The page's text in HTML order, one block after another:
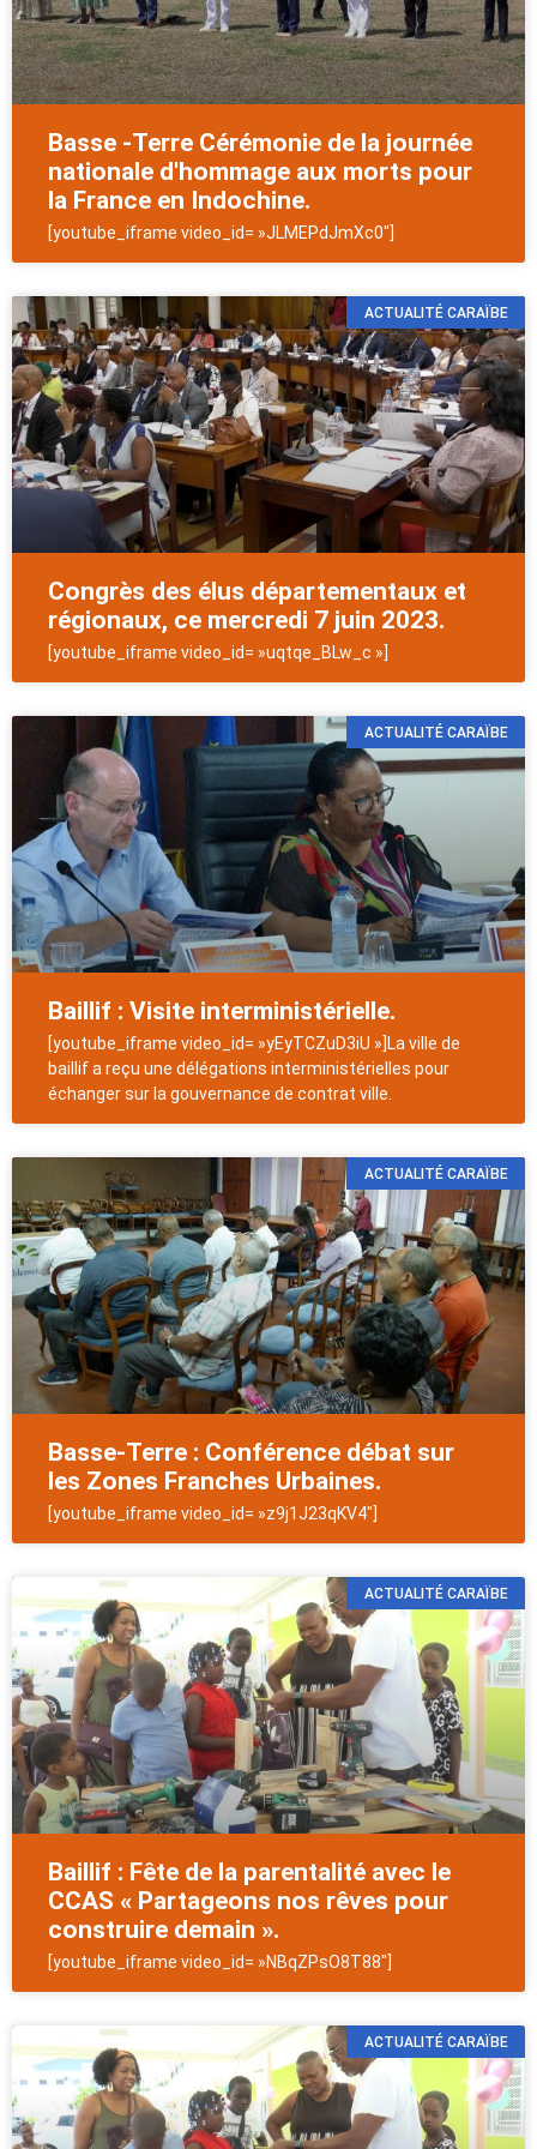
Basse -Terre Cérémonie de la journée
nationale d'hommage aux morts pour
la France en Indochine.
[youtube_iframe video_id= »JLMEPdJmXc0″]
ACTUALITÉ CARAÏBE
Congrès des élus départementaux et
régionaux, ce mercredi 7 juin 2023.
[youtube_iframe video_id= »uqtqe_BLw_c »]
ACTUALITÉ CARAÏBE
Baillif : Visite interministérielle.
[youtube_iframe video_id= »yEyTCZuD3iU »]La ville de
baillif a reçu une délégations interministérielles pour
échanger sur la gouvernance de contrat ville.
ACTUALITÉ CARAÏBE
Basse-Terre : Conférence débat sur
les Zones Franches Urbaines.
[youtube_iframe video_id= »z9j1J23qKV4″]
ACTUALITÉ CARAÏBE
Baillif : Fête de la parentalité avec le
CCAS « Partageons nos rêves pour
construire demain ».
[youtube_iframe video_id= »NBqZPsO8T88″]
ACTUALITÉ CARAÏBE